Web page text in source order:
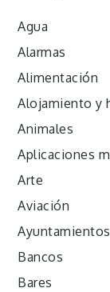
Agua
Alarmas
Alimentación
Alojamiento y
Animales
Aplicaciones
Arte
Aviación
Ayuntamientos
Bancos
Bares